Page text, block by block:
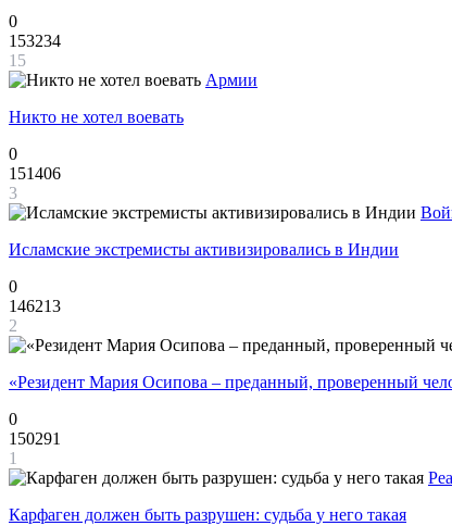
0
153234
15
Армии
Никто не хотел воевать
0
151406
3
Исламские экстремисты активизировались в Индии
0
146213
2
«Резидент Мария Осипова – преданный, проверенный
0
150291
1
Карфаген должен быть разрушен: судьба у него такая